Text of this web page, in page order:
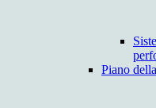
Piano